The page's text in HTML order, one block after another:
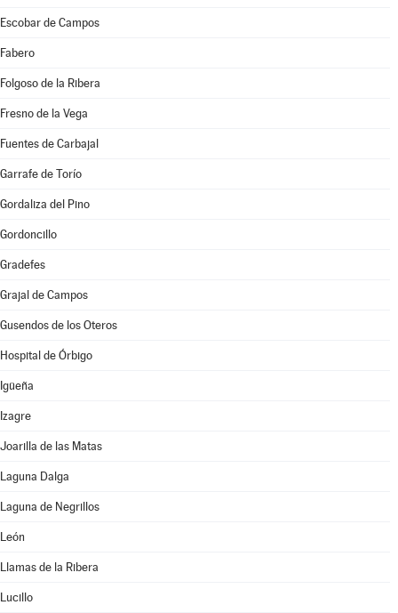
Escobar de Campos
Fabero
Folgoso de la Ribera
Fresno de la Vega
Fuentes de Carbajal
Garrafe de Torío
Gordaliza del Pino
Gordoncillo
Gradefes
Grajal de Campos
Gusendos de los Oteros
Hospital de Órbigo
Igüeña
Izagre
Joarilla de las Matas
Laguna Dalga
Laguna de Negrillos
León
Llamas de la Ribera
Lucillo